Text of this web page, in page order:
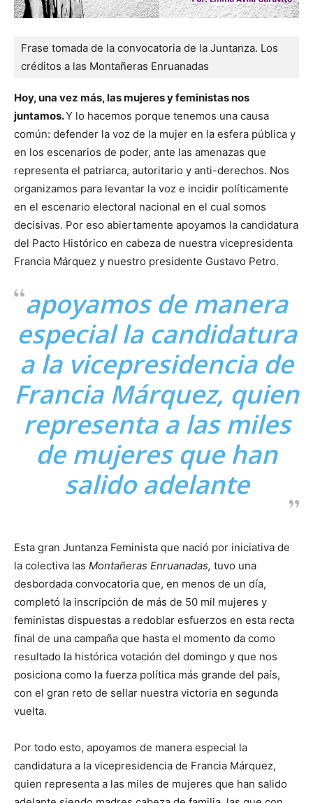
Frase tomada de la convocatoria de la Juntanza. Los
créditos a las Montañeras Enruanadas
Hoy, una vez más, las mujeres y feministas nos
juntamos.Y lo hacemos porque tenemos una causa
común: defender la voz de la mujer en la esfera pública y
en los escenarios de poder, ante las amenazas que
representa el patriarca, autoritario y anti-derechos. Nos
organizamos para levantar la voz e incidir políticamente
en el escenario electoral nacional en el cual somos
decisivas. Por eso abiertamente apoyamos la candidatura
del Pacto Histórico en cabeza de nuestra vicepresidenta
Francia Márquez y nuestro presidente Gustavo Petro.
apoyamos de manera
especial la candidatura
a la vicepresidencia de
Francia Márquez, quien
representa a las miles
de mujeres que han
salido adelante
Esta gran Juntanza Feminista que nació por iniciativa de
la colectiva las Montañeras Enruanadas, tuvo una
desbordada convocatoria que, en menos de un día,
completó la inscripción de más de 50 mil mujeres y
feministas dispuestas a redoblar esfuerzos en esta recta
final de una campaña que hasta el momento da como
resultado la histórica votación del domingo y que nos
posiciona como la fuerza política más grande del país,
con el gran reto de sellar nuestra victoria en segunda
vuelta.
Por todo esto, apoyamos de manera especial la
candidatura a la vicepresidencia de Francia Márquez,
quien representa a las miles de mujeres que han salido